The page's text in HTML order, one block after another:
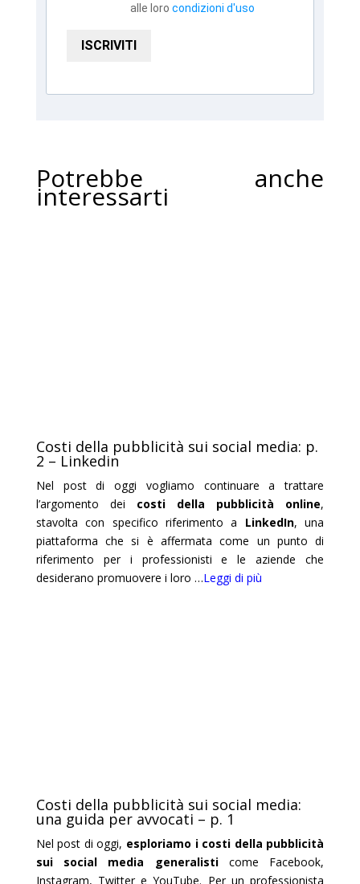
alle loro condizioni d'uso
ISCRIVITI
Potrebbe anche
interessarti
Costi della pubblicità sui social media: p.
2 – Linkedin
Nel post di oggi vogliamo continuare a trattare
l’argomento dei costi della pubblicità online,
stavolta con specifico riferimento a LinkedIn, una
piattaforma che si è affermata come un punto di
riferimento per i professionisti e le aziende che
desiderano promuovere i loro …Leggi di più
Costi della pubblicità sui social media:
una guida per avvocati – p. 1
Nel post di oggi, esploriamo i costi della pubblicità
sui social media generalisticome Facebook,
Instagram, Twitter e YouTube. Per un professionista